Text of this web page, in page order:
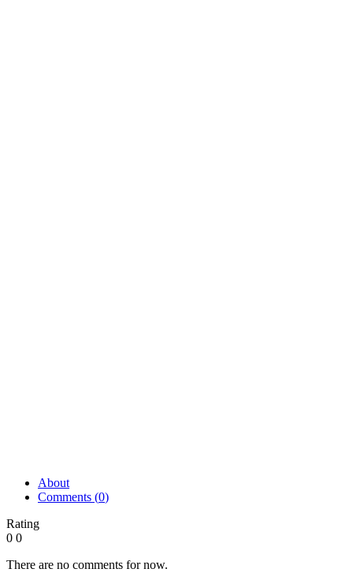
About
Comments (0)
Rating
0 0
There are no comments for now.